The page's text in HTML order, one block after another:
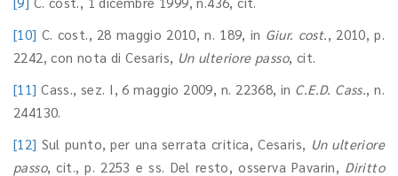
[10] C. cost., 28 maggio 2010, n. 189, in Giur. cost., 2010, p.
2242, con nota di Cesaris, Un ulteriore passo, cit.
[11] Cass., sez. I, 6 maggio 2009, n. 22368, in C.E.D. Cass., n.
244130.
[12] Sul punto, per una serrata critica, Cesaris, Un ulteriore
passo, cit., p. 2253 e ss. Del resto, osserva Pavarin, Diritto